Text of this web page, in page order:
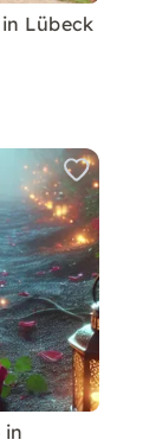
Lübeck
in